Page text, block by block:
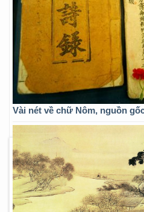
Vài nét về chữ Nôm, nguồn